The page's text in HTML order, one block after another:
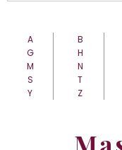
A B
G
H
M
N
S
T
Y
Z